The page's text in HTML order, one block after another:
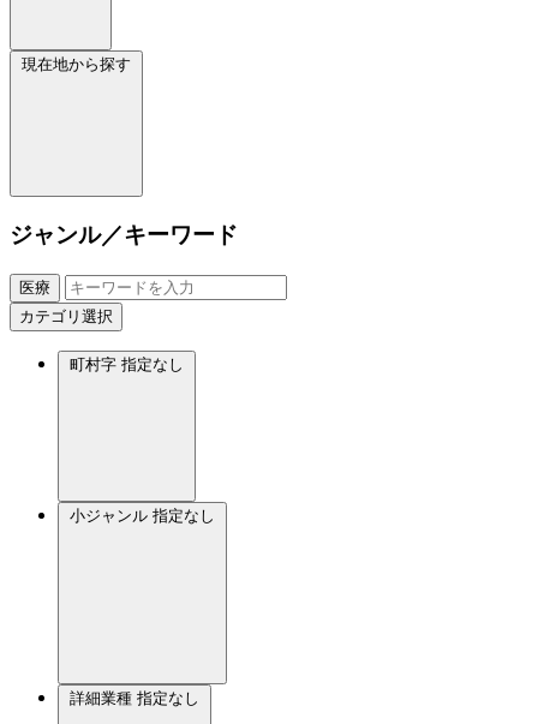
現在地から探す
ジャンル／キーワード
医療
カテゴリ選択
町村字 指定なし
小ジャンル 指定なし
詳細業種 指定なし